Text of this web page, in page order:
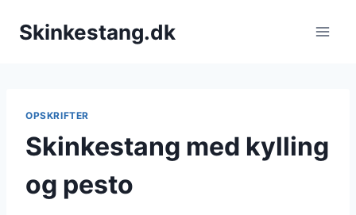
Skinkestang.dk
OPSKRIFTER
Skinkestang med kylling
og pesto